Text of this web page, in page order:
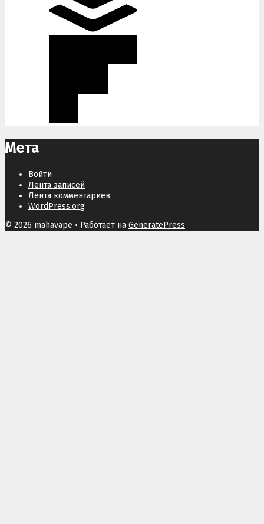
Мета
Войти
Лента записей
Лента комментариев
WordPress.org
© 2026 mahavape • Работает на GeneratePress